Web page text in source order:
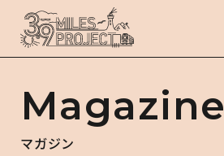
Magazine
マガジン